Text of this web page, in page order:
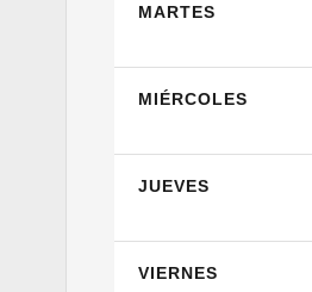
MARTES
MIÉRCOLES
JUEVES
VIERNES